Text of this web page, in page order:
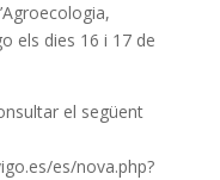
,
els dies 16 i 17 de
el següent
es/nova.php?